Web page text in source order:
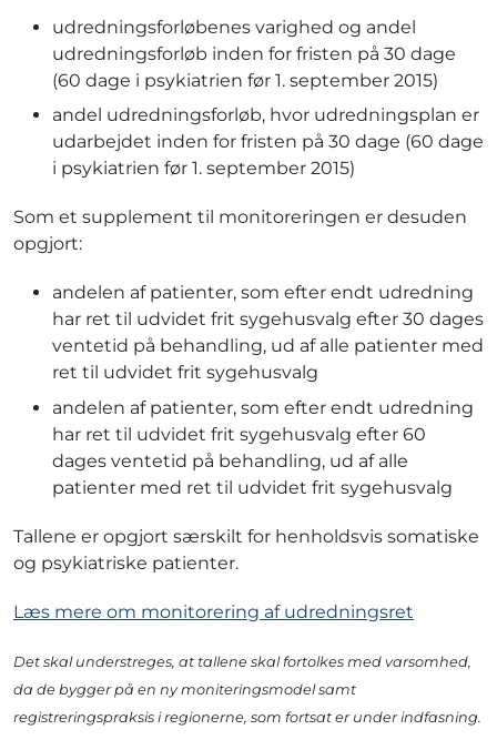
udredningsforløbenes varighed og andel
udredningsforløb inden for fristen på 30 dage
(60 dage i psykiatrien før 1. september 2015)
andel udredningsforløb, hvor udredningsplan er
udarbejdet inden for fristen på 30 dage (60 dage
i psykiatrien før 1. september 2015)
Som et supplement til monitoreringen er desuden
opgjort:
andelen af patienter, som efter endt udredning
har ret til udvidet frit sygehusvalg efter 30 dages
ventetid på behandling, ud af alle patienter med
ret til udvidet frit sygehusvalg
andelen af patienter, som efter endt udredning
har ret til udvidet frit sygehusvalg efter 60
dages ventetid på behandling, ud af alle
patienter med ret til udvidet frit sygehusvalg
Tallene er opgjort særskilt for henholdsvis somatiske
og psykiatriske patienter.
Læs mere om monitorering af udredningsret
Det skal understreges, at tallene skal fortolkes med varsomhed,
da de bygger på en ny moniteringsmodel samt
registreringspraksis i regionerne, som fortsat er under indfasning.